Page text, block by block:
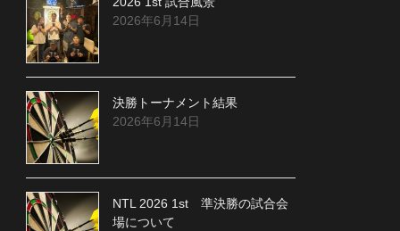
2026年6月14日
決勝トーナメント結果
2026年6月14日
NTL 2026 1st 準決勝の試合会
場について